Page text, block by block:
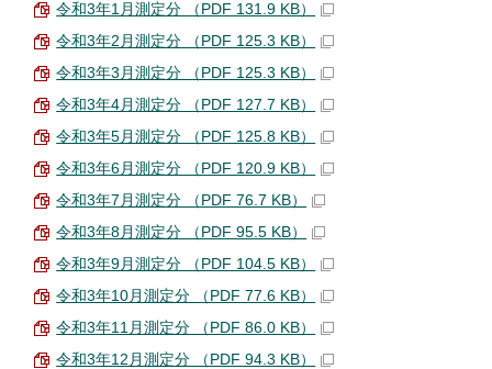
令和3年1月測定分 （PDF 131.9 KB）
令和3年2月測定分 （PDF 125.3 KB）
令和3年3月測定分 （PDF 125.3 KB）
令和3年4月測定分 （PDF 127.7 KB）
令和3年5月測定分 （PDF 125.8 KB）
令和3年6月測定分 （PDF 120.9 KB）
令和3年7月測定分 （PDF 76.7 KB）
令和3年8月測定分 （PDF 95.5 KB）
令和3年9月測定分 （PDF 104.5 KB）
令和3年10月測定分 （PDF 77.6 KB）
令和3年11月測定分 （PDF 86.0 KB）
令和3年12月測定分 （PDF 94.3 KB）